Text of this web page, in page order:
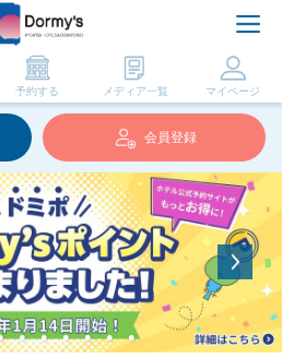
予約する メディア一覧 マイページ
会員登録